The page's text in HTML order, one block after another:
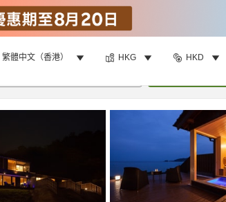
繁體中文（香港） HKG HKD